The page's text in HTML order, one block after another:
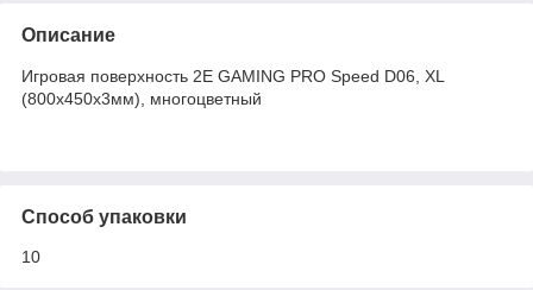
Описание
Игровая поверхность 2E GAMING PRO Speed D06, XL
(800x450x3мм), многоцветный
Способ упаковки
10